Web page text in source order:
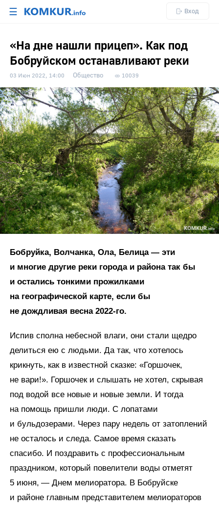
☰ Вход
«На дне нашли прицеп». Как под
Бобруйском останавливают реки
03 Июн 2022, 14:00 Общество 10039
Бобруйка, Волчанка, Ола, Белица — эти
и многие другие реки города и района так бы
и остались тонкими прожилками
на географической карте, если бы
не дождливая весна 2022‑го.
Испив сполна небесной влаги, они стали щедро
делиться ею с людьми. Да так, что хотелось
крикнуть, как в известной сказке: «Горшочек,
не вари!». Горшочек и слышать не хотел, скрывая
под водой все новые и новые земли. И тогда
на помощь пришли люди. С лопатами
и бульдозерами. Через пару недель от затоплений
не осталось и следа. Самое время сказать
спасибо. И поздравить с профессиональным
праздником, который повелители воды отметят
5 июня, — Днем мелиоратора. В Бобруйске
и районе главным представителем мелиораторов